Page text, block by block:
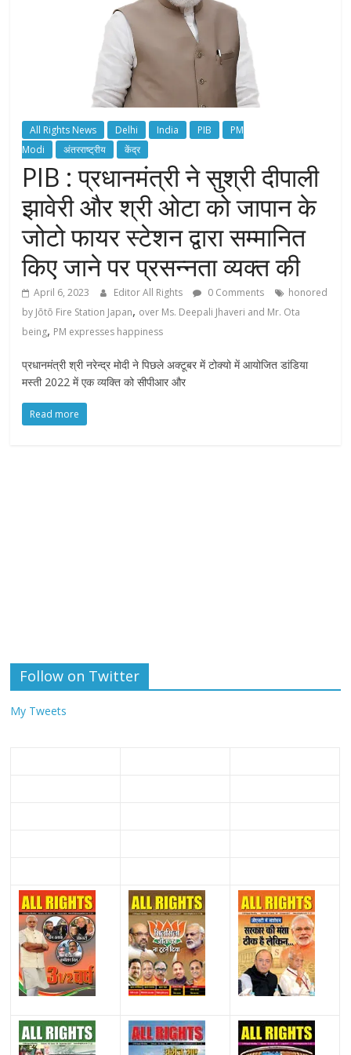
All Rights News Delhi India PIB
PM
Modi
अंतरराष्ट्रीय केंद्र
PIB : प्रधानमंत्री ने सुश्री दीपाली
झावेरी और श्री ओटा को जापान के
जोटो फायर स्टेशन द्वारा सम्मानित
किए जाने पर प्रसन्नता व्यक्त की
April 6, 2023 Editor All Rights 0 Comments
honored
by Jōtō Fire Station Japan, over Ms. Deepali Jhaveri and Mr. Ota
being, PM expresses happiness
प्रधानमंत्री श्री नरेन्द्र मोदी ने पिछले अक्टूबर में टोक्यो में आयोजित डांडिया
मस्ती 2022 में एक व्यक्ति को सीपीआर और
Read more
Follow on Twitter
My Tweets